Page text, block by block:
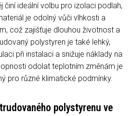
činí ideální volbu pro izolaci podlah,
je odolný vůči vlhkosti a
což zajišťuje dlouhou životnost a
polystyren je také lehký,
při instalaci a snižuje náklady na
odolat teplotním změnám je
pro různé klimatické podmínky.
polystyrenu ve